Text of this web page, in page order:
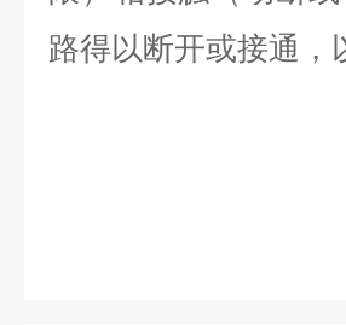
路得以断开或接通，